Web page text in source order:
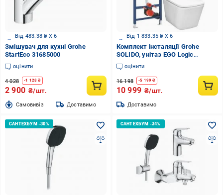
Від 483.38 ₴ X 6
Змішувач для кухні Grohe
StartEco 31685000
оцінити
4 028 -1 128 ₴
2 900 ₴/шт.
Cамовивіз Доставимо
Від 1 833.35 ₴ X 6
Комплект інсталяції Grohe
SOLIDO, унітаз EGO Logic
Tornado, клавіша Skate
Cosmopolitan хром
оцінити
16 198 -5 199 ₴
10 999 ₴/шт.
Доставимо